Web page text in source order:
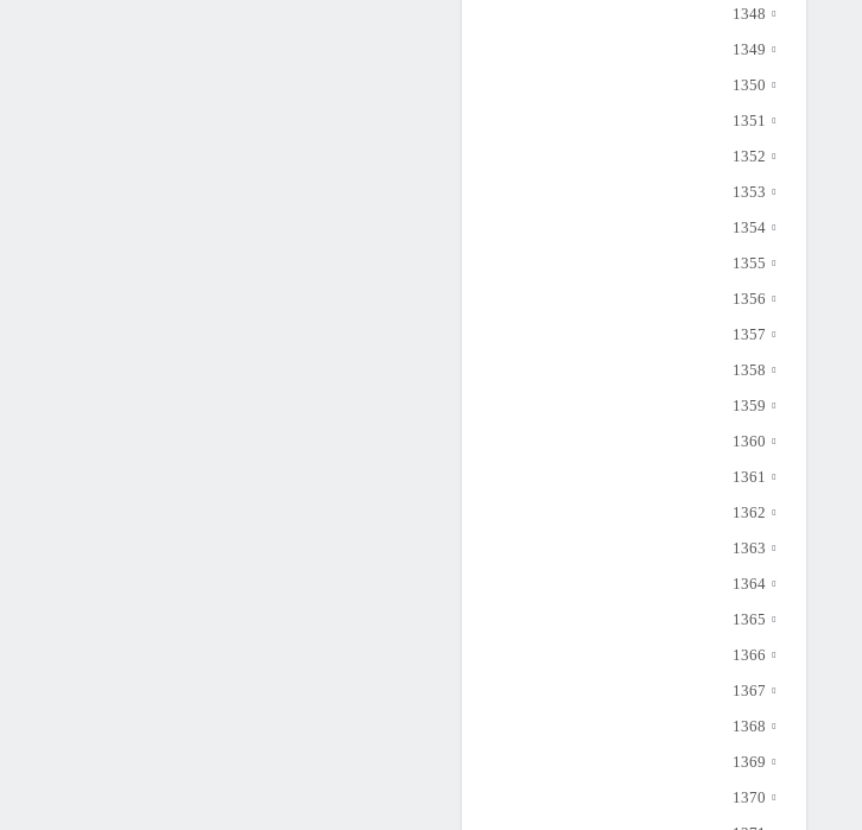
1348
1349
1350
1351
1352
1353
1354
1355
1356
1357
1358
1359
1360
1361
1362
1363
1364
1365
1366
1367
1368
1369
1370